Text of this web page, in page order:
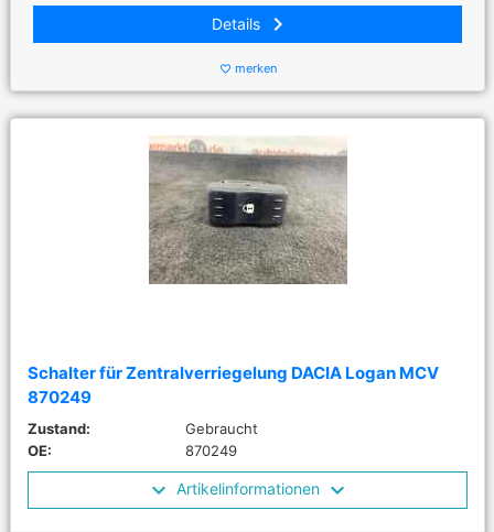
Details keyboard_arrow_right
favorite_border merken
Schalter für Zentralverriegelung DACIA Logan MCV
870249
Zustand:
Gebraucht
OE:
870249
Artikelinformationen